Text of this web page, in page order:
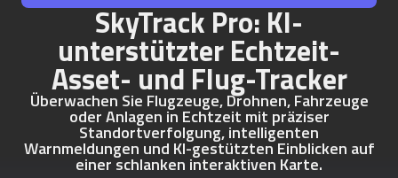
SkyTrack Pro: KI-
unterstützter Echtzeit-
Asset- und Flug-Tracker
Überwachen Sie Flugzeuge, Drohnen, Fahrzeuge
oder Anlagen in Echtzeit mit präziser
Standortverfolgung, intelligenten
Warnmeldungen und KI-gestützten Einblicken auf
einer schlanken interaktiven Karte.